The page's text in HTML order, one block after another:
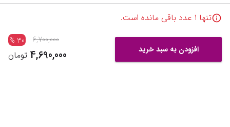
تنها 1 عدد باقی مانده است.
افزودن به سبد خرید
6,700,000
30
%
4,690,000 تومان